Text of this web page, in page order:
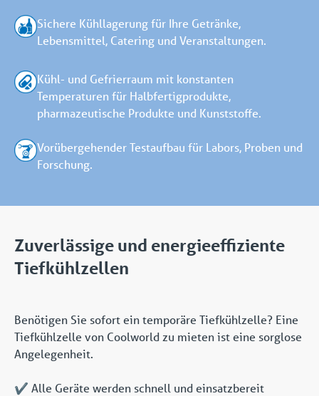
Sichere Kühllagerung für Ihre Getränke,
Lebensmittel, Catering und Veranstaltungen.
Kühl- und Gefrierraum mit konstanten
Temperaturen für Halbfertigprodukte,
pharmazeutische Produkte und Kunststoffe.
Vorübergehender Testaufbau für Labors, Proben und
Forschung.
Zuverlässige und energieeffiziente
Tiefkühlzellen
Benötigen Sie sofort ein temporäre Tiefkühlzelle? Eine
Tiefkühlzelle von Coolworld zu mieten ist eine sorglose
Angelegenheit.
✔️ Alle Geräte werden schnell und einsatzbereit